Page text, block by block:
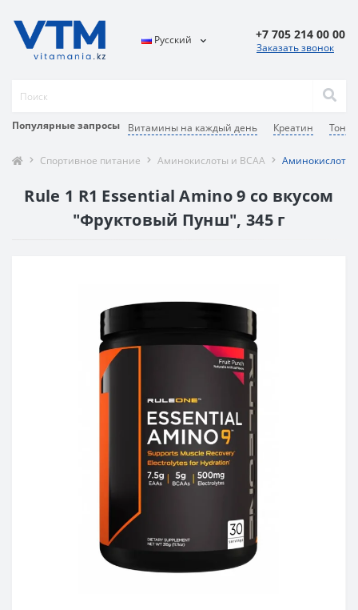
Популярные запросы Витамины на каждый день Креатин
Русский +7 705 214 00 00
Заказать звонок
Спортивное питание Аминокислоты и BCAA
Rule 1 R1 Essential Amino 9 со вкусом
"Фруктовый Пунш", 345 г